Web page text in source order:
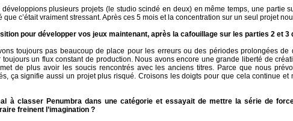
plusieurs projets (le studio scindé en deux) en même temps, une partie
c’était vraiment stressant. Après ces 5 mois et la concentration sur un seul projet
pour développer vos jeux maintenant, après la cafouillage sur les parties 2 et 3
toujours pas beaucoup de place pour les erreurs ou des périodes prolongées
toujours un flux constant de production. Nous avons encore une grande liberté de
de plus avoir les soucis rencontrés avec les anciens titres. Parce que nous
ça signifie aussi un projet plus risqué. Croisons les doigts pour que cela continue
à classer Penumbra dans une catégorie et essayait de mettre la série de
freinent l’imagination ?